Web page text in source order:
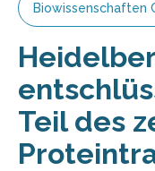
Biowissenschaften
Teil des